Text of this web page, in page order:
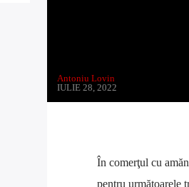
Antoniu Lovin
IULIE 28, 2022
În comerţul cu
pentru următoarele